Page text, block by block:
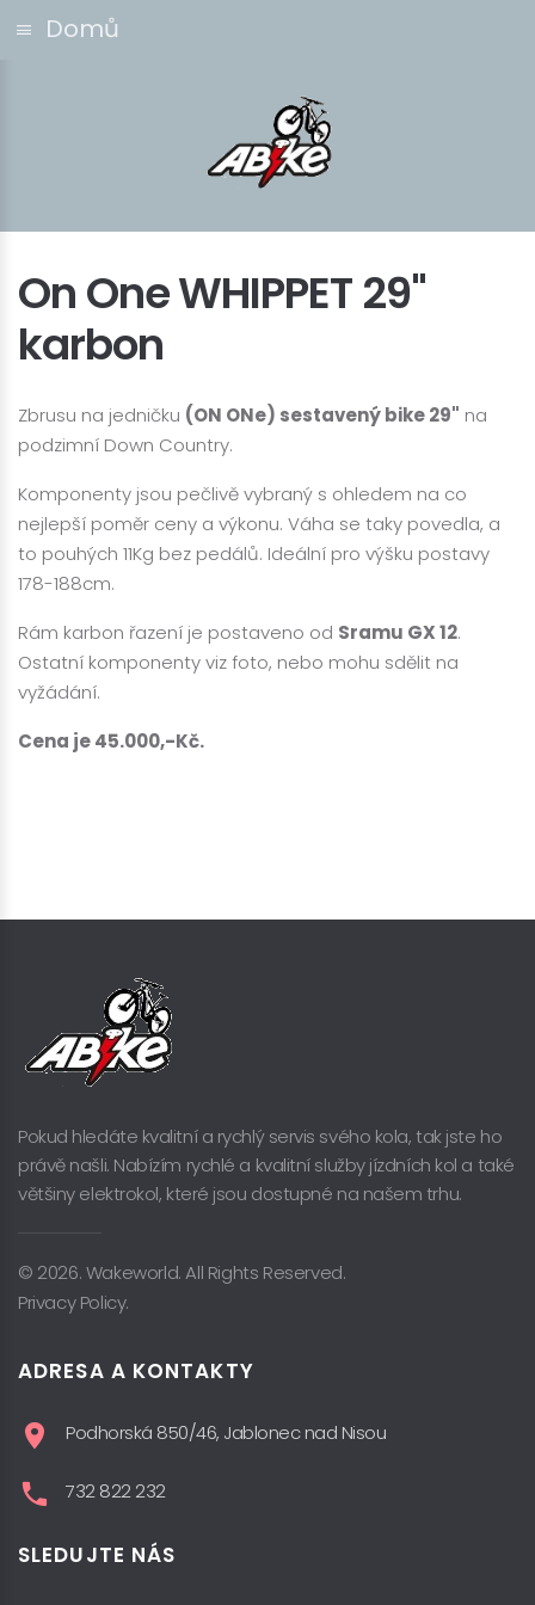
Domů
On One WHIPPET 29"
karbon
Zbrusu na jedničku (ON ONe) sestavený bike 29" na
podzimní Down Country.
Komponenty jsou pečlivě vybraný s ohledem na co
nejlepší poměr ceny a výkonu. Váha se taky povedla, a
to pouhých 11Kg bez pedálů. Ideální pro výšku postavy
178-188cm.
Rám karbon řazení je postaveno od Sramu GX 12.
Ostatní komponenty viz foto, nebo mohu sdělit na
vyžádání.
Cena je 45.000,-Kč.
Pokud hledáte kvalitní a rychlý servis svého kola, tak jste ho
právě našli. Nabízím rychlé a kvalitní služby jízdních kol a také
většiny elektrokol, které jsou dostupné na našem trhu.
© 2026. Wakeworld. All Rights Reserved.
Privacy Policy.
ADRESA A KONTAKTY
Podhorská 850/46, Jablonec nad Nisou
732 822 232
SLEDUJTE NÁS